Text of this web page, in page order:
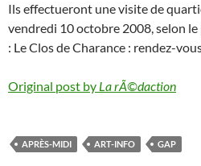
Ils effectueront une visite de
vendredi 10 octobre 2008, selon
: Le Clos de Charance : rendez-
Original post by La rÃ©daction
APRÈS-MIDI ART-INFO GAP